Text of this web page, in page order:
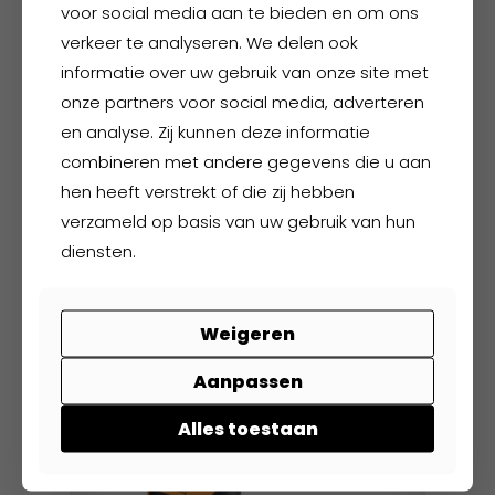
gekozen
worden
op
de
productpagina
Buckler BSH009BK
€151,25incl. BTW
product
voor social media aan te bieden en om ons
verkeer te analyseren. We delen ook
informatie over uw gebruik van onze site met
onze partners voor social media, adverteren
en analyse. Zij kunnen deze informatie
combineren met andere gegevens die u aan
hen heeft verstrekt of die zij hebben
verzameld op basis van uw gebruik van hun
diensten.
Weigeren
Aanpassen
Alles toestaan